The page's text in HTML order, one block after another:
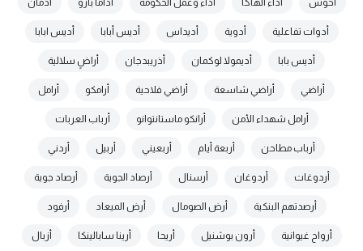
أخوش أداء الهاكا أداء وعمل الحكومة أداما بارو أدمان
أدوات تفاعلية أدوية أديداس أديس أبابا أديس ابابا
أديس بابا أديمولا لوكمان أذريبدجان أراضٍ سلالية
أراضي أراضي شاسعة أراضي فلاحية أرامكو أرامل
أرامل شهداء الأمن أرانكو ماستانتوانو أرباب العربات
أرباب مطاحن أربعة أيام أربعيني أربيل أردني
أردوغات أردوغان أرسنال أرصاد الجوية أرصاد جوية
أرصدتهم البنكية أرض الصومال أرض الميعاد أرفود
أرواح غيوانية أرون بوشنيل أريحا أرينا سابالينكا أزبال